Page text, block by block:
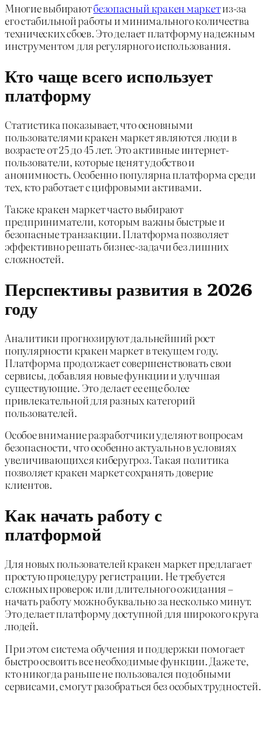
Многие выбираютбезопасный кракен маркетиз-за
его стабильной работы и минимального количества
технических сбоев. Это делает платформу надежным
инструментом для регулярного использования.
Кто чаще всего использует
платформу
Статистика показывает, что основными
пользователями кракен маркет являются люди в
возрасте от 25 до 45 лет. Это активные интернет-
пользователи, которые ценят удобство и
анонимность. Особенно популярна платформа среди
тех, кто работает с цифровыми активами.
Также кракен маркет часто выбирают
предприниматели, которым важны быстрые и
безопасные транзакции. Платформа позволяет
эффективно решать бизнес-задачи без лишних
сложностей.
Перспективы развития в 2026
году
Аналитики прогнозируют дальнейший рост
популярности кракен маркет в текущем году.
Платформа продолжает совершенствовать свои
сервисы, добавляя новые функции и улучшая
существующие. Это делает ее еще более
привлекательной для разных категорий
пользователей.
Особое внимание разработчики уделяют вопросам
безопасности, что особенно актуально в условиях
увеличивающихся киберугроз. Такая политика
позволяет кракен маркет сохранять доверие
клиентов.
Как начать работу с
платформой
Для новых пользователей кракен маркет предлагает
простую процедуру регистрации. Не требуется
сложных проверок или длительного ожидания –
начать работу можно буквально за несколько минут.
Это делает платформу доступной для широкого круга
людей.
При этом система обучения и поддержки помогает
быстро освоить все необходимые функции. Даже те,
кто никогда раньше не пользовался подобными
сервисами, смогут разобраться без особых трудностей.